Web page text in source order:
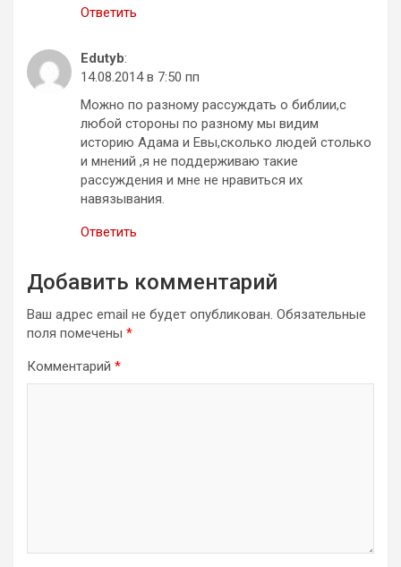
Ответить
Edutyb:
14.08.2014 в 7:50 пп
Можно по разному рассуждать о библии,с
любой стороны по разному мы видим
историю Адама и Евы,сколько людей столько
и мнений ,я не поддерживаю такие
рассуждения и мне не нравиться их
навязывания.
Ответить
Добавить комментарий
Ваш адрес email не будет опубликован. Обязательные
поля помечены *
Комментарий *